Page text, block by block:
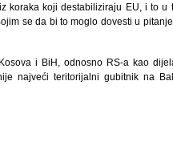
koraka koji destabiliziraju EU, i to u
se da bi to moglo dovesti u
i BiH, odnosno RS-a kao
najveći teritorijalni gubitnik na